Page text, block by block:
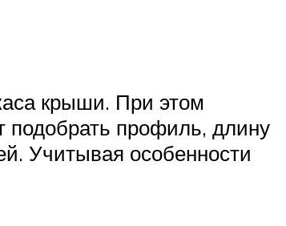
крыши. При этом
подобрать профиль, длину
Учитывая особенности